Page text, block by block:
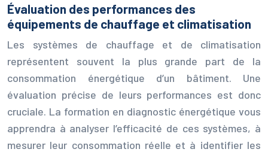
Évaluation des performances des
équipements de chauffage et climatisation
Les systèmes de chauffage et de climatisation
représentent souvent la plus grande part de la
consommation énergétique d’un bâtiment. Une
évaluation précise de leurs performances est donc
cruciale. La formation en diagnostic énergétique vous
apprendra à analyser l’efficacité de ces systèmes, à
mesurer leur consommation réelle et à identifier les